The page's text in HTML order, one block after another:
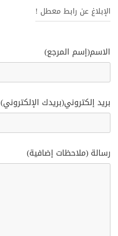
الإبلاغ عن رابط معطل !
الاسم(إسم المرجع)
بريد إلكتروني(بريدك الإلكتروني)
رسالة (ملاحظات إضافية)